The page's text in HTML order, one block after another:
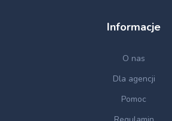
Informacje
O nas
Dla agencji
Pomoc